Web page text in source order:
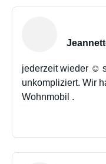
jederzeit wieder ☺️
unkompliziert. Wir
Wohnmobil .